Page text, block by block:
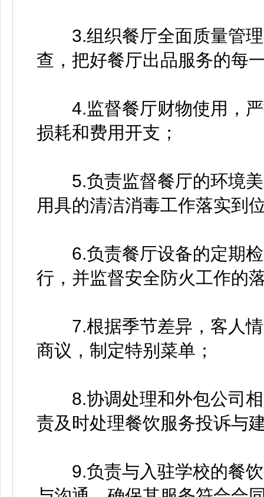
3.组织餐厅全面质量管理
查，把好餐厅出品服务的每
4.监督餐厅财物使用，严
损耗和费用开支；
5.负责监督餐厅的环境美
用具的清洁消毒工作落实到
6.负责餐厅设备的定期检
行，并监督安全防火工作的
7.根据季节差异，客人情
商议，制定特别菜单；
8.协调处理和外包公司相
责及时处理餐饮服务投诉与
9.负责与入驻学校的餐饮